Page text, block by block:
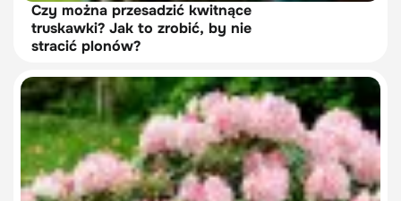
Czy można przesadzić kwitnące
truskawki? Jak to zrobić, by nie
stracić plonów?